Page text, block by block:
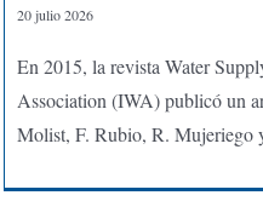
20 julio 2026
En 2015, la revista Water
Association (IWA) publicó un
Molist, F. Rubio, R. Mujeriego